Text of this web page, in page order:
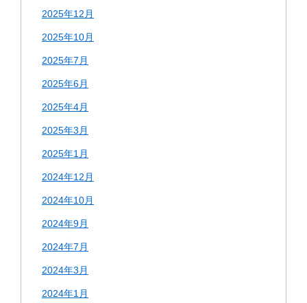
2025年12月
2025年10月
2025年7月
2025年6月
2025年4月
2025年3月
2025年1月
2024年12月
2024年10月
2024年9月
2024年7月
2024年3月
2024年1月